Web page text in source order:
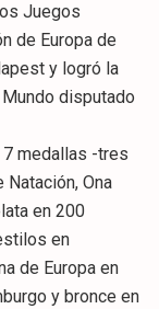
Juegos
de Europa de
y logró la
disputado
7 medallas -tres
Ona
en 200
en
de Europa en
y bronce en